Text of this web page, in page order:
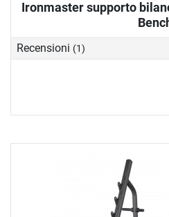
Ironmaster supporto
Recensioni (1)